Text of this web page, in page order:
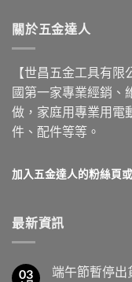
關於五金達人
【世昌五金工具有
國第一家專業經銷、
做，家庭用專業用電
件、配件等等。
加入五金達人的粉絲頁
最新資訊
03 端午節暫停出